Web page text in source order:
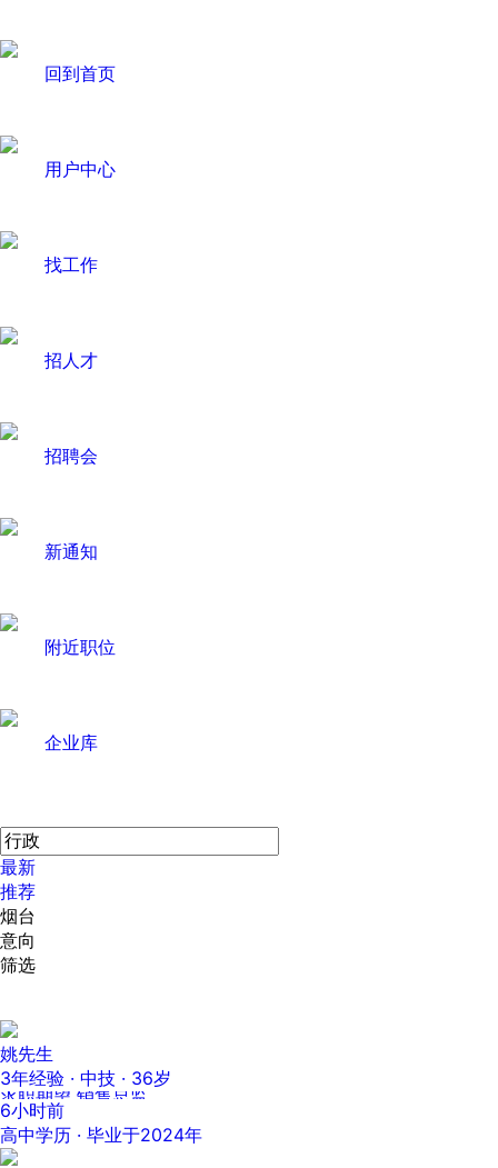
回到首页
用户中心
找工作
招人才
招聘会
新通知
附近职位
企业库
最新
推荐
烟台
意向
筛选
姚先生
3年经验 · 中技 · 36岁
求职期望 销售总监
6小时前
高中学历 · 毕业于2024年